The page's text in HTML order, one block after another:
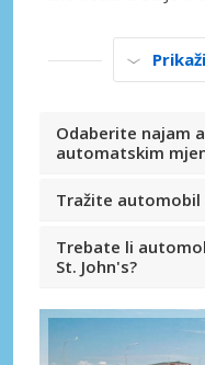
Odaberite najam
automatskim
Tražite automobil
Trebate li
St. John's?